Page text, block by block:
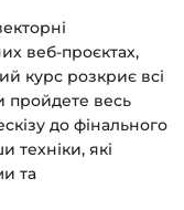
за часом.
— у довідці
веб-проєктах,
курс розкриє всі
пройдете весь
до фінального
техніки, які
та